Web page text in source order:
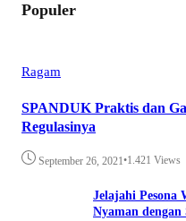
Populer
Ragam
SPANDUK Praktis dan
Regulasinya
September 26, 2021•1.421 Views
Jelajahi Pesona
Nyaman